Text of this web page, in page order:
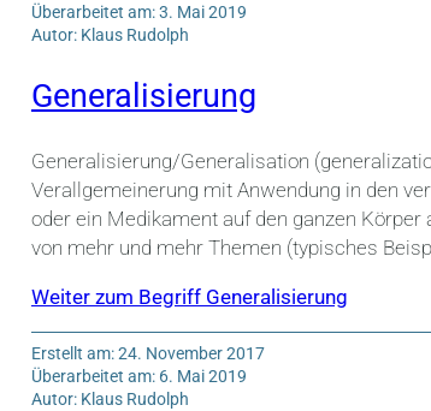
Überarbeitet am: 3. Mai 2019
Autor: Klaus Rudolph
Generalisierung
Generalisierung/Generalisation
Verallgemeinerung mit Anwendung in den
oder ein Medikament auf den ganzen
von mehr und mehr Themen (typisches
Weiter zum Begriff Generalisierung
Erstellt am: 24. November 2017
Überarbeitet am: 6. Mai 2019
Autor: Klaus Rudolph